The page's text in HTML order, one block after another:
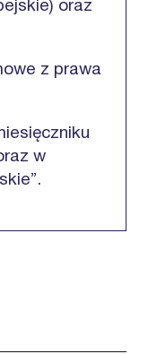
oraz
z prawa
w